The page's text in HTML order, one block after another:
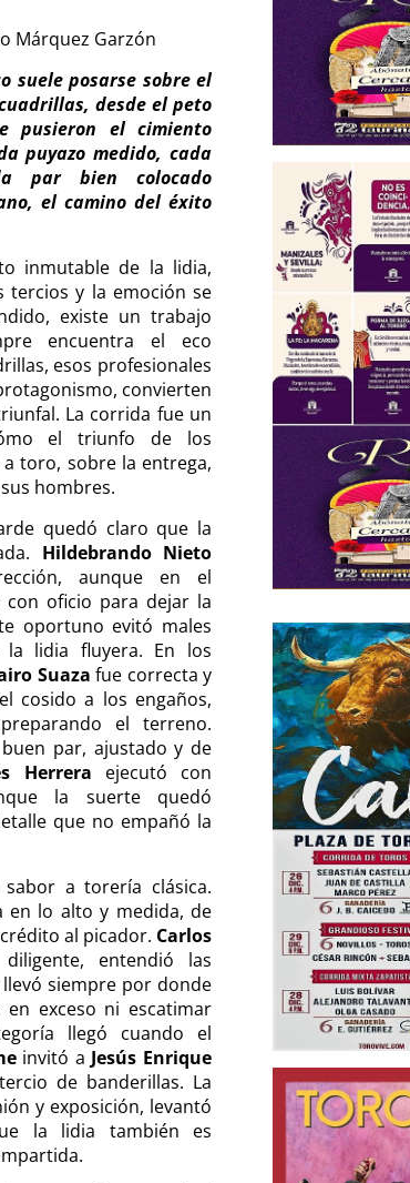
Márquez Garzón
suele posarse sobre el
desde el peto
pusieron el cimiento
puyazo medido, cada
par bien colocado
el camino del éxito
inmutable de la lidia,
tercios y la emoción se
existe un trabajo
encuentra el eco
esos profesionales
convierten
La corrida fue un
el triunfo de los
toro, sobre la entrega,
hombres.
quedó claro que la
Hildebrando Nieto
aunque en el
oficio para dejar la
oportuno evitó males
lidia fluyera. En los
Suaza fue correcta y
cosido a los engaños,
el terreno.
par, ajustado y de
Herrera ejecutó con
la suerte quedó
que no empañó la
a torería clásica.
en lo alto y medida, de
al picador. Carlos
entendió las
siempre por donde
exceso ni escatimar
llegó cuando el
invitó a Jesús Enrique
de banderillas. La
y exposición, levantó
la lidia también es